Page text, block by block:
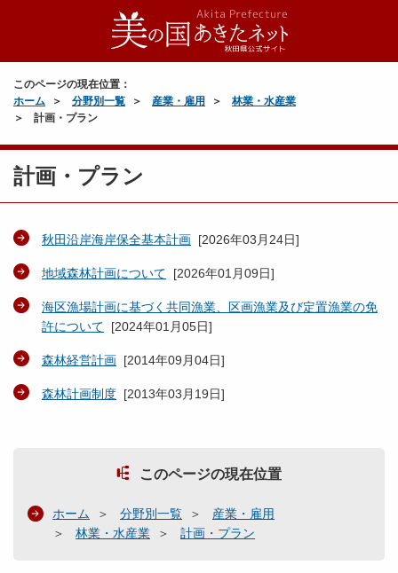
このページの現在位置：
ホーム
分野別一覧 産業・雇用
林業・水産業
計画・プラン
計画・プラン
秋田沿岸海岸保全基本計画 [2026年03月24日]
地域森林計画について [2026年01月09日]
海区漁場計画に基づく共同漁業、区画漁業及び定置漁業の免
許について [2024年01月05日]
森林経営計画 [2014年09月04日]
森林計画制度 [2013年03月19日]
このページの現在位置
ホーム 分野別一覧
産業・雇用
林業・水産業
計画・プラン